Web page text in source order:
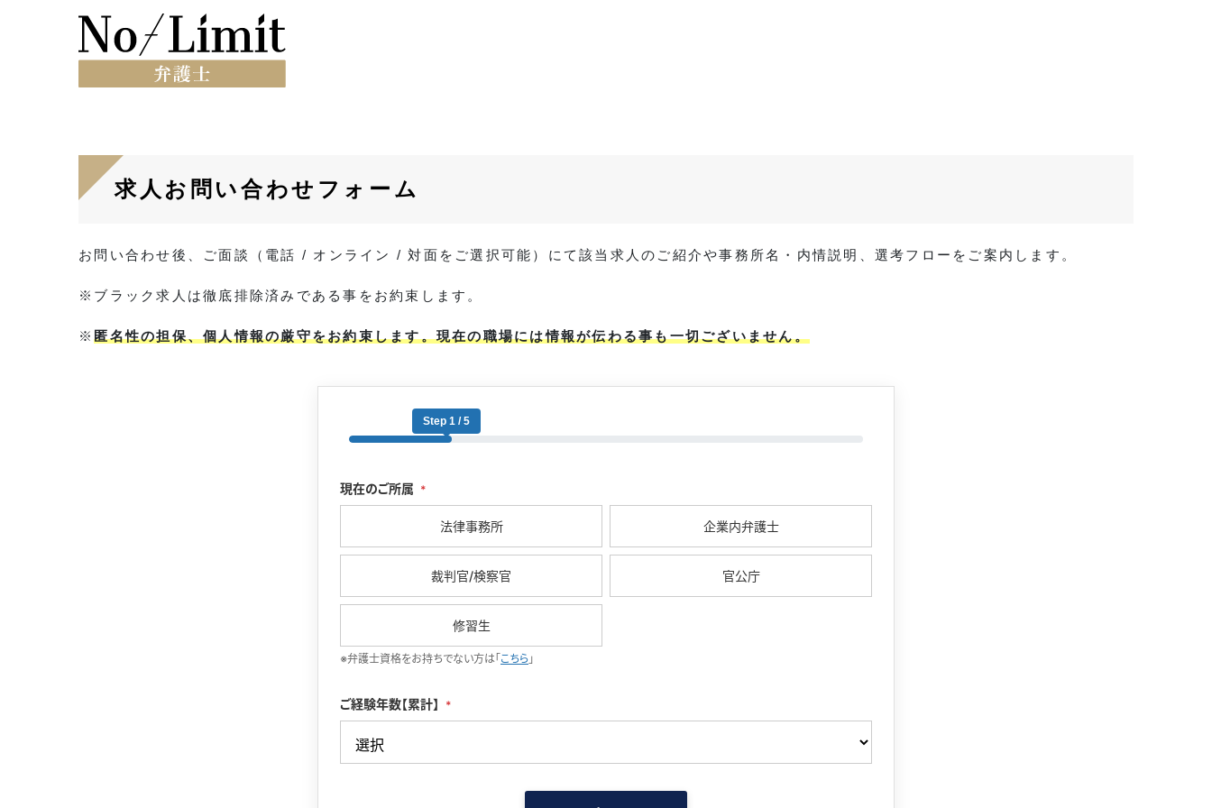
求人お問い合わせフォーム
お問い合わせ後、ご面談（電話 / オンライン / 対面をご選択可能）にて該当求人のご紹介や事務所名・内情説明、選考フローをご案内します。
※ブラック求人は徹底排除済みである事をお約束します。
※匿名性の担保、個人情報の厳守をお約束します。現在の職場には情報が伝わる事も一切ございません。
Step 1 / 5
現在のご所属 *
法律事務所 企業内弁護士
裁判官/検察官 官公庁
修習生
※弁護士資格をお持ちでない方は「こちら 」
ご経験年数【累計】 *